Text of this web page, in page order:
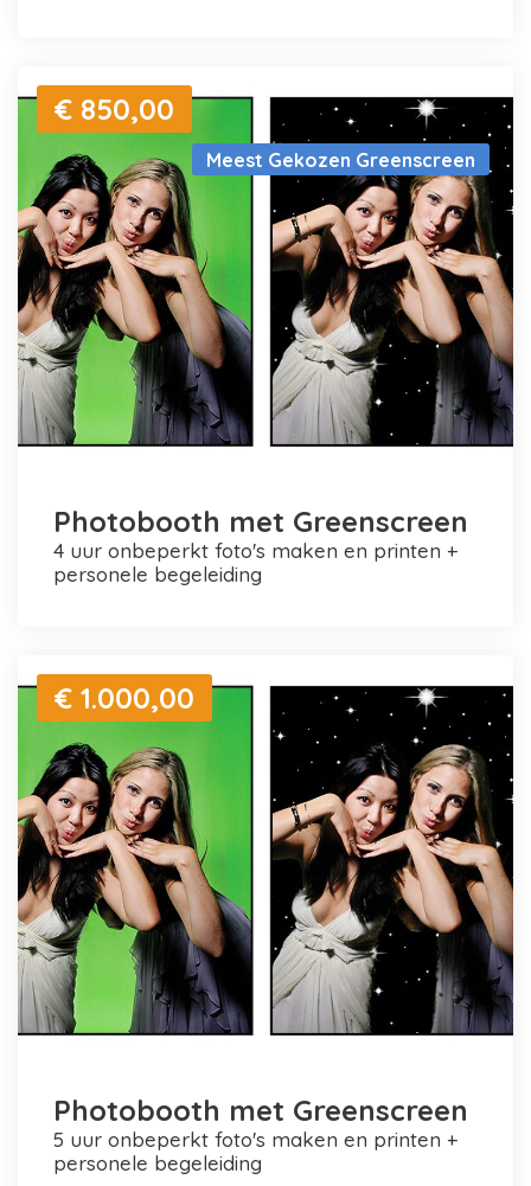
Meest Gekozen Greenscreen
€ 850,00
Photobooth met Greenscreen
4 uur onbeperkt foto's maken en printen +
personele begeleiding
€ 1.000,00
Photobooth met Greenscreen
5 uur onbeperkt foto's maken en printen +
personele begeleiding